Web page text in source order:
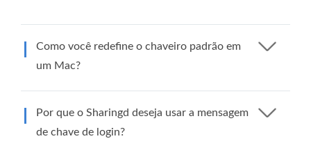
Como você redefine o chaveiro padrão em
um Mac?
Por que o Sharingd deseja usar a mensagem
de chave de login?